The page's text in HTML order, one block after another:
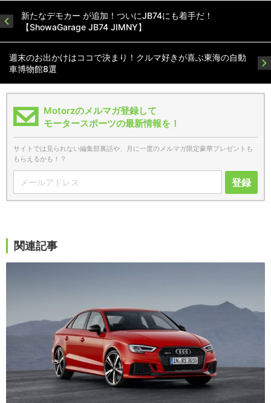
新たなデモカー が追加！ついにJB74にも着手だ！
【ShowaGarage JB74 JIMNY】
週末のお出かけはココで決まり！クルマ好きが喜ぶ東海の自動
車博物館8選
Motorzのメルマガ登録して
モータースポーツの最新情報を！
サイトでは見られない編集部裏話や、月に一度のメルマガ限定豪華プレゼントも
もらえるかも！？
登録
関連記事